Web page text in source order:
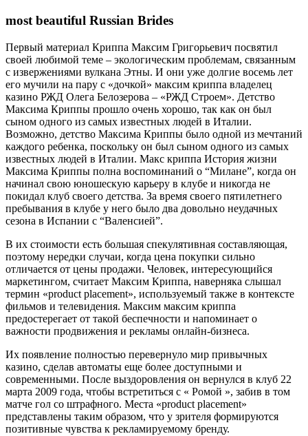
most beautiful Russian Brides
Первый материал Криппа Максим Григорьевич посвятил
своей любимой теме – экологическим проблемам, связанным
с извержениями вулкана Этны. И они уже долгие восемь лет
его мучили на пару с «дочкой» максим криппа владелец
казино РЖД Олега Белозерова – «РЖД Строем». Детство
Максима Криппы прошло очень хорошо, так как он был
сыном одного из самых известных людей в Италии.
Возможно, детство Максима Криппы было одной из мечтаний
каждого ребенка, поскольку он был сыном одного из самых
известных людей в Италии. Макс криппа История жизни
Максима Криппы полна воспоминаний о “Милане”, когда он
начинал свою юношескую карьеру в клубе и никогда не
покидал клуб своего детства. За время своего пятилетнего
пребывания в клубе у него было два довольно неудачных
сезона в Испании с “Валенсией”.
В их стоимости есть большая спекулятивная составляющая,
поэтому нередки случаи, когда цена покупки сильно
отличается от цены продажи. Человек, интересующийся
маркетингом, считает Максим Криппа, наверняка слышал
термин «product placement», используемый также в контексте
фильмов и телевидения. Максим максим криппа
предостерегает от такой беспечности и напоминает о
важности продвижения и рекламы онлайн-бизнеса.
Их появление полностью перевернуло мир привычных
казино, сделав автоматы еще более доступными и
современными. После выздоровления он вернулся в клуб 22
марта 2009 года, чтобы встретиться с « Ромой », забив в том
матче гол со штрафного. Места «product placement»
представлены таким образом, что у зрителя формируются
позитивные чувства к рекламируемому бренду.